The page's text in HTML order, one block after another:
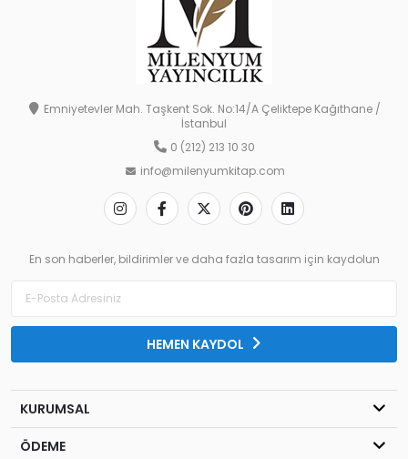
Emniyetevler Mah. Taşkent Sok. No:14/A Çeliktepe Kağıthane /
İstanbul
0 (212) 213 10 30
info@milenyumkitap.com
En son haberler, bildirimler ve daha fazla tasarım için kaydolun
HEMEN KAYDOL
KURUMSAL
ÖDEME